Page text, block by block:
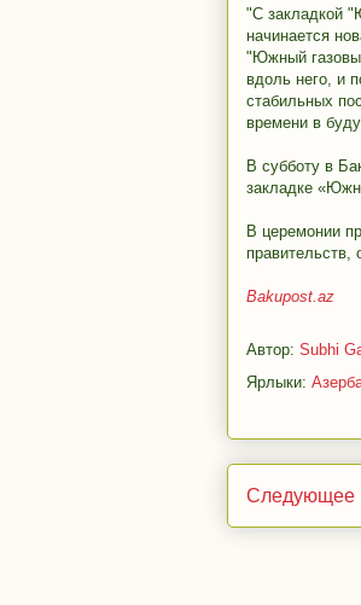
"С закладкой
начинается
"Южный
вдоль него, и
стабильных
времени в
В субботу в
закладке
В церемонии
Bakupost.az
Автор: Subhi
Ярлыки:
Следующее